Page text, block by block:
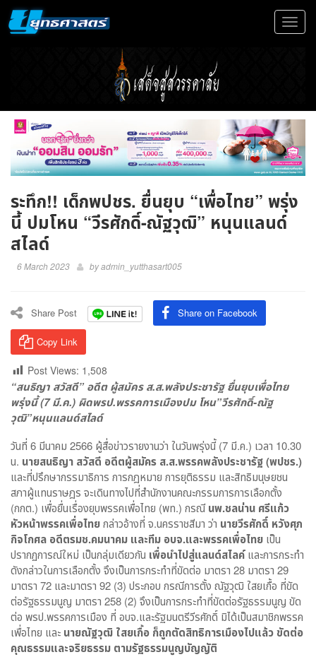
Toggle
ระทึก!! เด็กพปชร. ยื่นยุบ “เพื่อไทย” พรุ่ง
นี้ ปมโหน “วีรศักดิ์-ณัฐวุฒิ” หนุนแลนด์
สไลด์
6 March 2023 byadmin_yutthasart005
Share Post Share on Facebook
Copy Link
Post Views: 1,508
“สนธิญา สวัสดี” อดีต ผู้สมัคร ส.ส.พลังประชารัฐ ยื่นยุบเพื่อไทย
พรุ่งนี้ (7 มี.ค.) ผิดพรป.พรรคการเมืองปม โหน”วีรศักดิ์-ณัฐ
วุฒิ”หนุนแลนด์สไลด์
วันที่ 6 มีนาคม 2566 ผู้สื่อข่าวรายงานว่า ในวันพรุ่งนี้ (7 มี.ค.) เวลา 10.30
น. นายสนธิญา สวัสดี อดีตผู้สมัคร ส.ส.พรรคพลังประชารัฐ (พปชร.)
และที่ปรึกษากรรมาธิการ การกฎหมาย การยุติธรรม และสิทธิมนุษยชน
สภาผู้แทนราษฎร จะเดินทางไปที่สำนักงานคณะกรรมการการเลือกตั้ง
(กกต.) เพื่อยื่นเรื่องยุบพรรคเพื่อไทย (พท.) กรณี นพ.ชลน่าน ศรีแก้ว
หัวหน้าพรรคเพื่อไทยกล่าวอ้างที่ จ.นครราชสีมา ว่า นายวีรศักดิ์ หวังศุภ
กิจโกศล อดีตรมช.คมนาคม และทีม อบจ.และพรรคเพื่อไทย เป็น
ปรากฏการณ์ใหม่ เป็นกลุ่มเดียวกัน เพื่อนำไปสู่แลนด์สไลค์และการกระทำ
ดังกล่าวในการเลือกตั้ง จึงเป็นการกระทำที่ขัดต่อ มาตรา 28 มาตรา 29
มาตรา 72 และมาตรา 92 (3) ประกอบ กรณีการตั้ง ณัฐวุฒิ ใสยเกื้อ ที่ขัด
ต่อรัฐธรรมนูญ มาตรา 258 (2) จึงเป็นการกระทำที่ขัดต่อรัฐธรรมนูญ ขัด
ต่อ พรป.พรรคการเมือง ที่ อบจ.และรัฐมนตรีวีรศักดิ์ มิได้เป็นสมาชิกพรรค
เพื่อไทย และ นายณัฐวุฒิ ใสยเกื้อ ก็ถูกตัดสิทธิการเมืองไปแล้ว ขัดต่อ
คุณธรรมและจริยธรรม ตามรัฐธรรมนูญบัญญัติ